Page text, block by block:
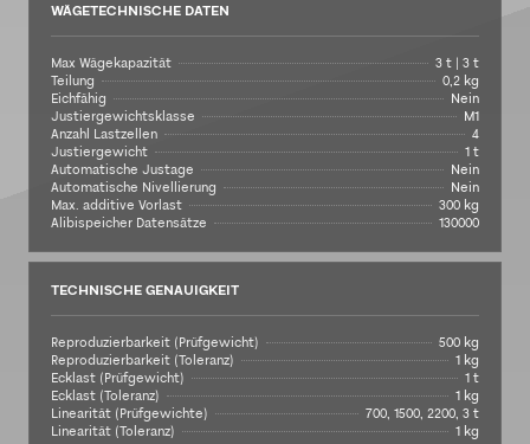
WÄGETECHNISCHE DATEN
Max Wägekapazität
3 t | 3 t
Teilung
0,2 kg
Eichfähig
Nein
Justiergewichtsklasse
M1
Anzahl Lastzellen
4
Justiergewicht
1 t
Automatische Justage
Nein
Automatische Nivellierung
Nein
Max. additive Vorlast
300 kg
Alibispeicher Datensätze
130000
TECHNISCHE GENAUIGKEIT
Reproduzierbarkeit (Prüfgewicht)
500 kg
Reproduzierbarkeit (Toleranz)
1 kg
Ecklast (Prüfgewicht)
1 t
Ecklast (Toleranz)
1 kg
Linearität (Prüfgewichte)
700, 1500, 2200, 3 t
Linearität (Toleranz)
1 kg